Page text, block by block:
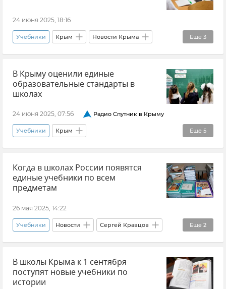
24 июня 2025, 18:16
Еще 3
Учебники Крым Новости Крыма
История
Образование в Крыму и Севастополе
Учебный год
В Крыму оценили единые
образовательные стандарты в
школах
24 июня 2025, 07:56 Радио Спутник в Крыму
Еще 5
Учебники Крым
Образование в Крыму и Севастополе
Образование в России Мнения
Минпросвещения РФ
Когда в школах России появятся
единые учебники по всем
предметам
26 мая 2025, 14:22
Еще 2
Учебники Новости Сергей Кравцов
Школа Образование в России
В школы Крыма к 1 сентября
поступят новые учебники по
истории